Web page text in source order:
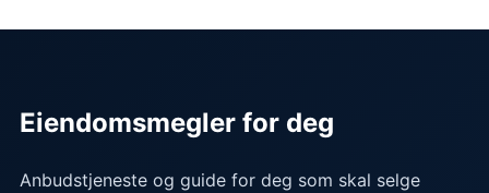
Eiendomsmegler for deg
Anbudstjeneste og guide for deg som skal selge